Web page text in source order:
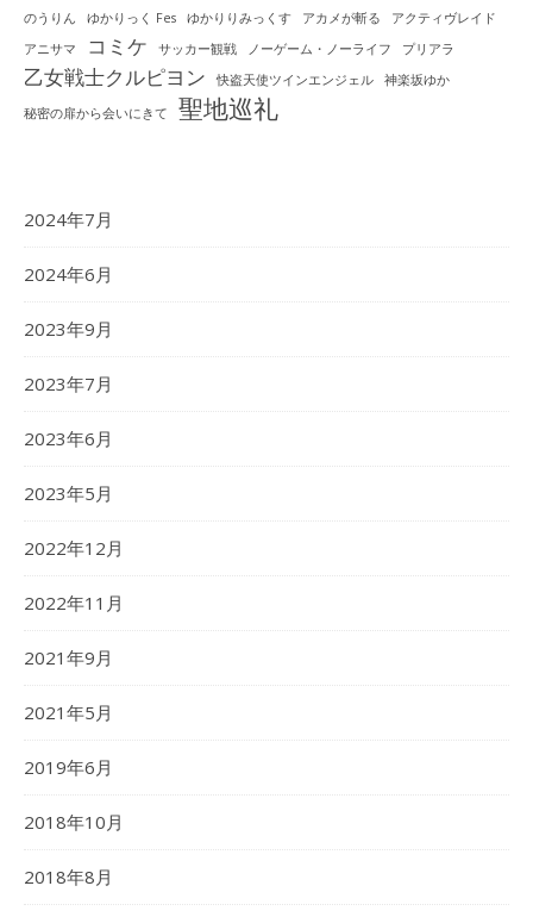
のうりん
ゆかりっく Fes ゆかりりみっくす アカメが斬る
アクティヴレイド
アニサマ
コミケ サッカー観戦 ノーゲーム・ノーライフ プリアラ
乙女戦士クルピヨン 快盗天使ツインエンジェル
神楽坂ゆか
秘密の扉から会いにきて
聖地巡礼
2024年7月
2024年6月
2023年9月
2023年7月
2023年6月
2023年5月
2022年12月
2022年11月
2021年9月
2021年5月
2019年6月
2018年10月
2018年8月